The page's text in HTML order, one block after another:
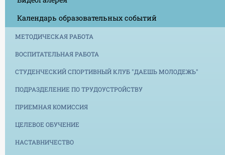
Календарь образовательных событий
МЕТОДИЧЕСКАЯ РАБОТА
ВОСПИТАТЕЛЬНАЯ РАБОТА
СТУДЕНЧЕСКИЙ СПОРТИВНЫЙ КЛУБ "ДАЕШЬ МОЛОДЕЖЬ"
ПОДРАЗДЕЛЕНИЕ ПО ТРУДОУСТРОЙСТВУ
ПРИЕМНАЯ КОМИССИЯ
ЦЕЛЕВОЕ ОБУЧЕНИЕ
НАСТАВНИЧЕСТВО